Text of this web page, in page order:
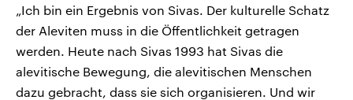
„Ich bin ein Ergebnis von Sivas. Der kulturelle Schatz
der Aleviten muss in die Öffentlichkeit getragen
werden. Heute nach Sivas 1993 hat Sivas die
alevitische Bewegung, die alevitischen Menschen
dazu gebracht, dass sie sich organisieren. Und wir